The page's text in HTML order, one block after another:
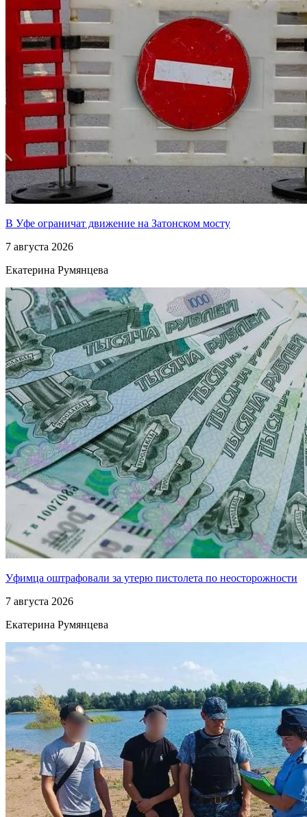
В Уфе ограничат движение на Затонском мосту
7 августа 2026
Екатерина Румянцева
Уфимца оштрафовали за утерю пистолета по неосторожности
7 августа 2026
Екатерина Румянцева